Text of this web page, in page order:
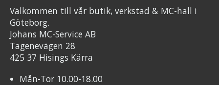
Välkommen till vår butik, verkstad & MC-hall i
Göteborg.
Johans MC-Service AB
Tagenevägen 28
425 37 Hisings Kärra
Mån-Tor 10.00-18.00